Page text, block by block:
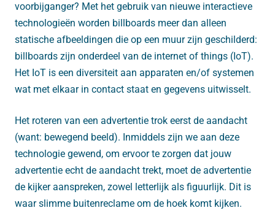
voorbijganger? Met het gebruik van nieuwe interactieve
technologieën worden billboards meer dan alleen
statische afbeeldingen die op een muur zijn geschilderd:
billboards zijn onderdeel van de internet of things (IoT).
Het IoT is een diversiteit aan apparaten en/of systemen
wat met elkaar in contact staat en gegevens uitwisselt.
Het roteren van een advertentie trok eerst de aandacht
(want: bewegend beeld). Inmiddels zijn we aan deze
technologie gewend, om ervoor te zorgen dat jouw
advertentie echt de aandacht trekt, moet de advertentie
de kijker aanspreken, zowel letterlijk als figuurlijk. Dit is
waar slimme buitenreclame om de hoek komt kijken.